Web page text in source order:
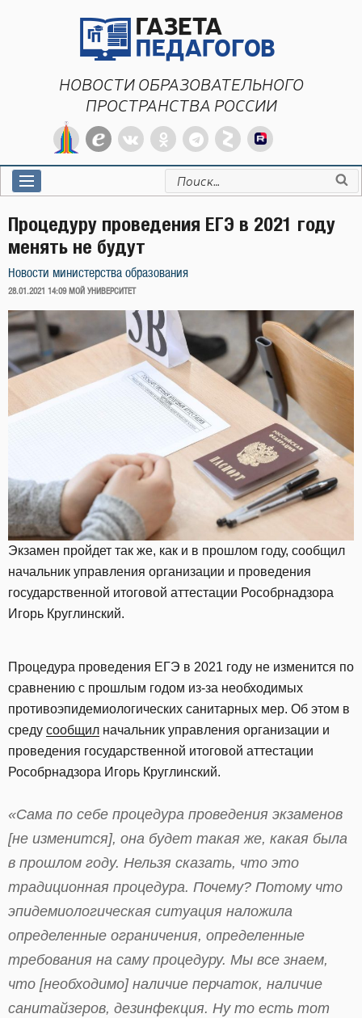
НОВОСТИ ОБРАЗОВАТЕЛЬНОГО
ПРОСТРАНСТВА РОССИИ
Искать:
Процедуру проведения ЕГЭ в 2021 году
менять не будут
Новости министерства образования
ОПУБЛИКОВАНО
28.01.2021 14:09 МОЙ УНИВЕРСИТЕТ
Экзамен пройдет так же, как и в прошлом году, сообщил
начальник управления организации и проведения
государственной итоговой аттестации Рособрнадзора
Игорь Круглинский.
Процедура проведения ЕГЭ в 2021 году не изменится по
сравнению с прошлым годом из-за необходимых
противоэпидемиологических санитарных мер. Об этом в
среду сообщил начальник управления организации и
проведения государственной итоговой аттестации
Рособрнадзора Игорь Круглинский.
«Сама по себе процедура проведения экзаменов
[не изменится], она будет такая же, какая была
в прошлом году. Нельзя сказать, что это
традиционная процедура. Почему? Потому что
эпидемиологическая ситуация наложила
определенные ограничения, определенные
требования на саму процедуру. Мы все знаем,
что [необходимо] наличие перчаток, наличие
санитайзеров, дезинфекция. Ну то есть тот